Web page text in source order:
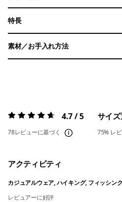
特長
素材／お手入れ方法
評価:4.7 / 5 4.7 / 5
78レビューに基づく
サイズ
75% レ
アクティビティ
カジュアルウェア, ハイキング, フィッシン
レビュアーに好評